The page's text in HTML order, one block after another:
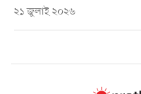
২১ জুলাই ২০২৬